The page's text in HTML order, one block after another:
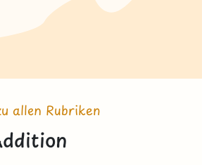
allen Rubriken